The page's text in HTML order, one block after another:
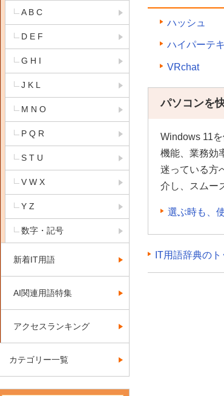
ハッシュ
ハイパーテ
VRchat
パソコンを
Windows 11
機能、業務効
迷っている方
介し、スムー
選ぶ時も、
IT用語辞典の
A B C
D E F
G H I
J K L
M N O
P Q R
S T U
V W X
Y Z
数字・記号
新着IT用語
AI関連用語特集
アクセスランキング
カテゴリー一覧